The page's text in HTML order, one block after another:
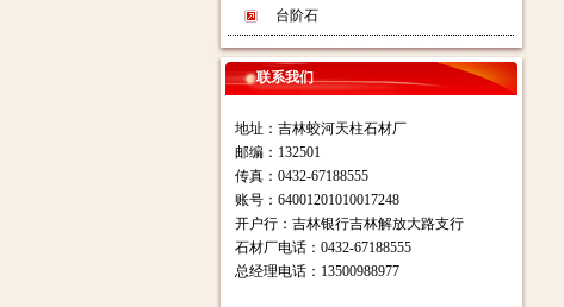
台阶石
联系我们
地址：吉林蛟河天柱石材厂
邮编：132501
传真：0432-67188555
账号：64001201010017248
开户行：吉林银行吉林解放大路支行
石材厂电话：0432-67188555
总经理电话：13500988977